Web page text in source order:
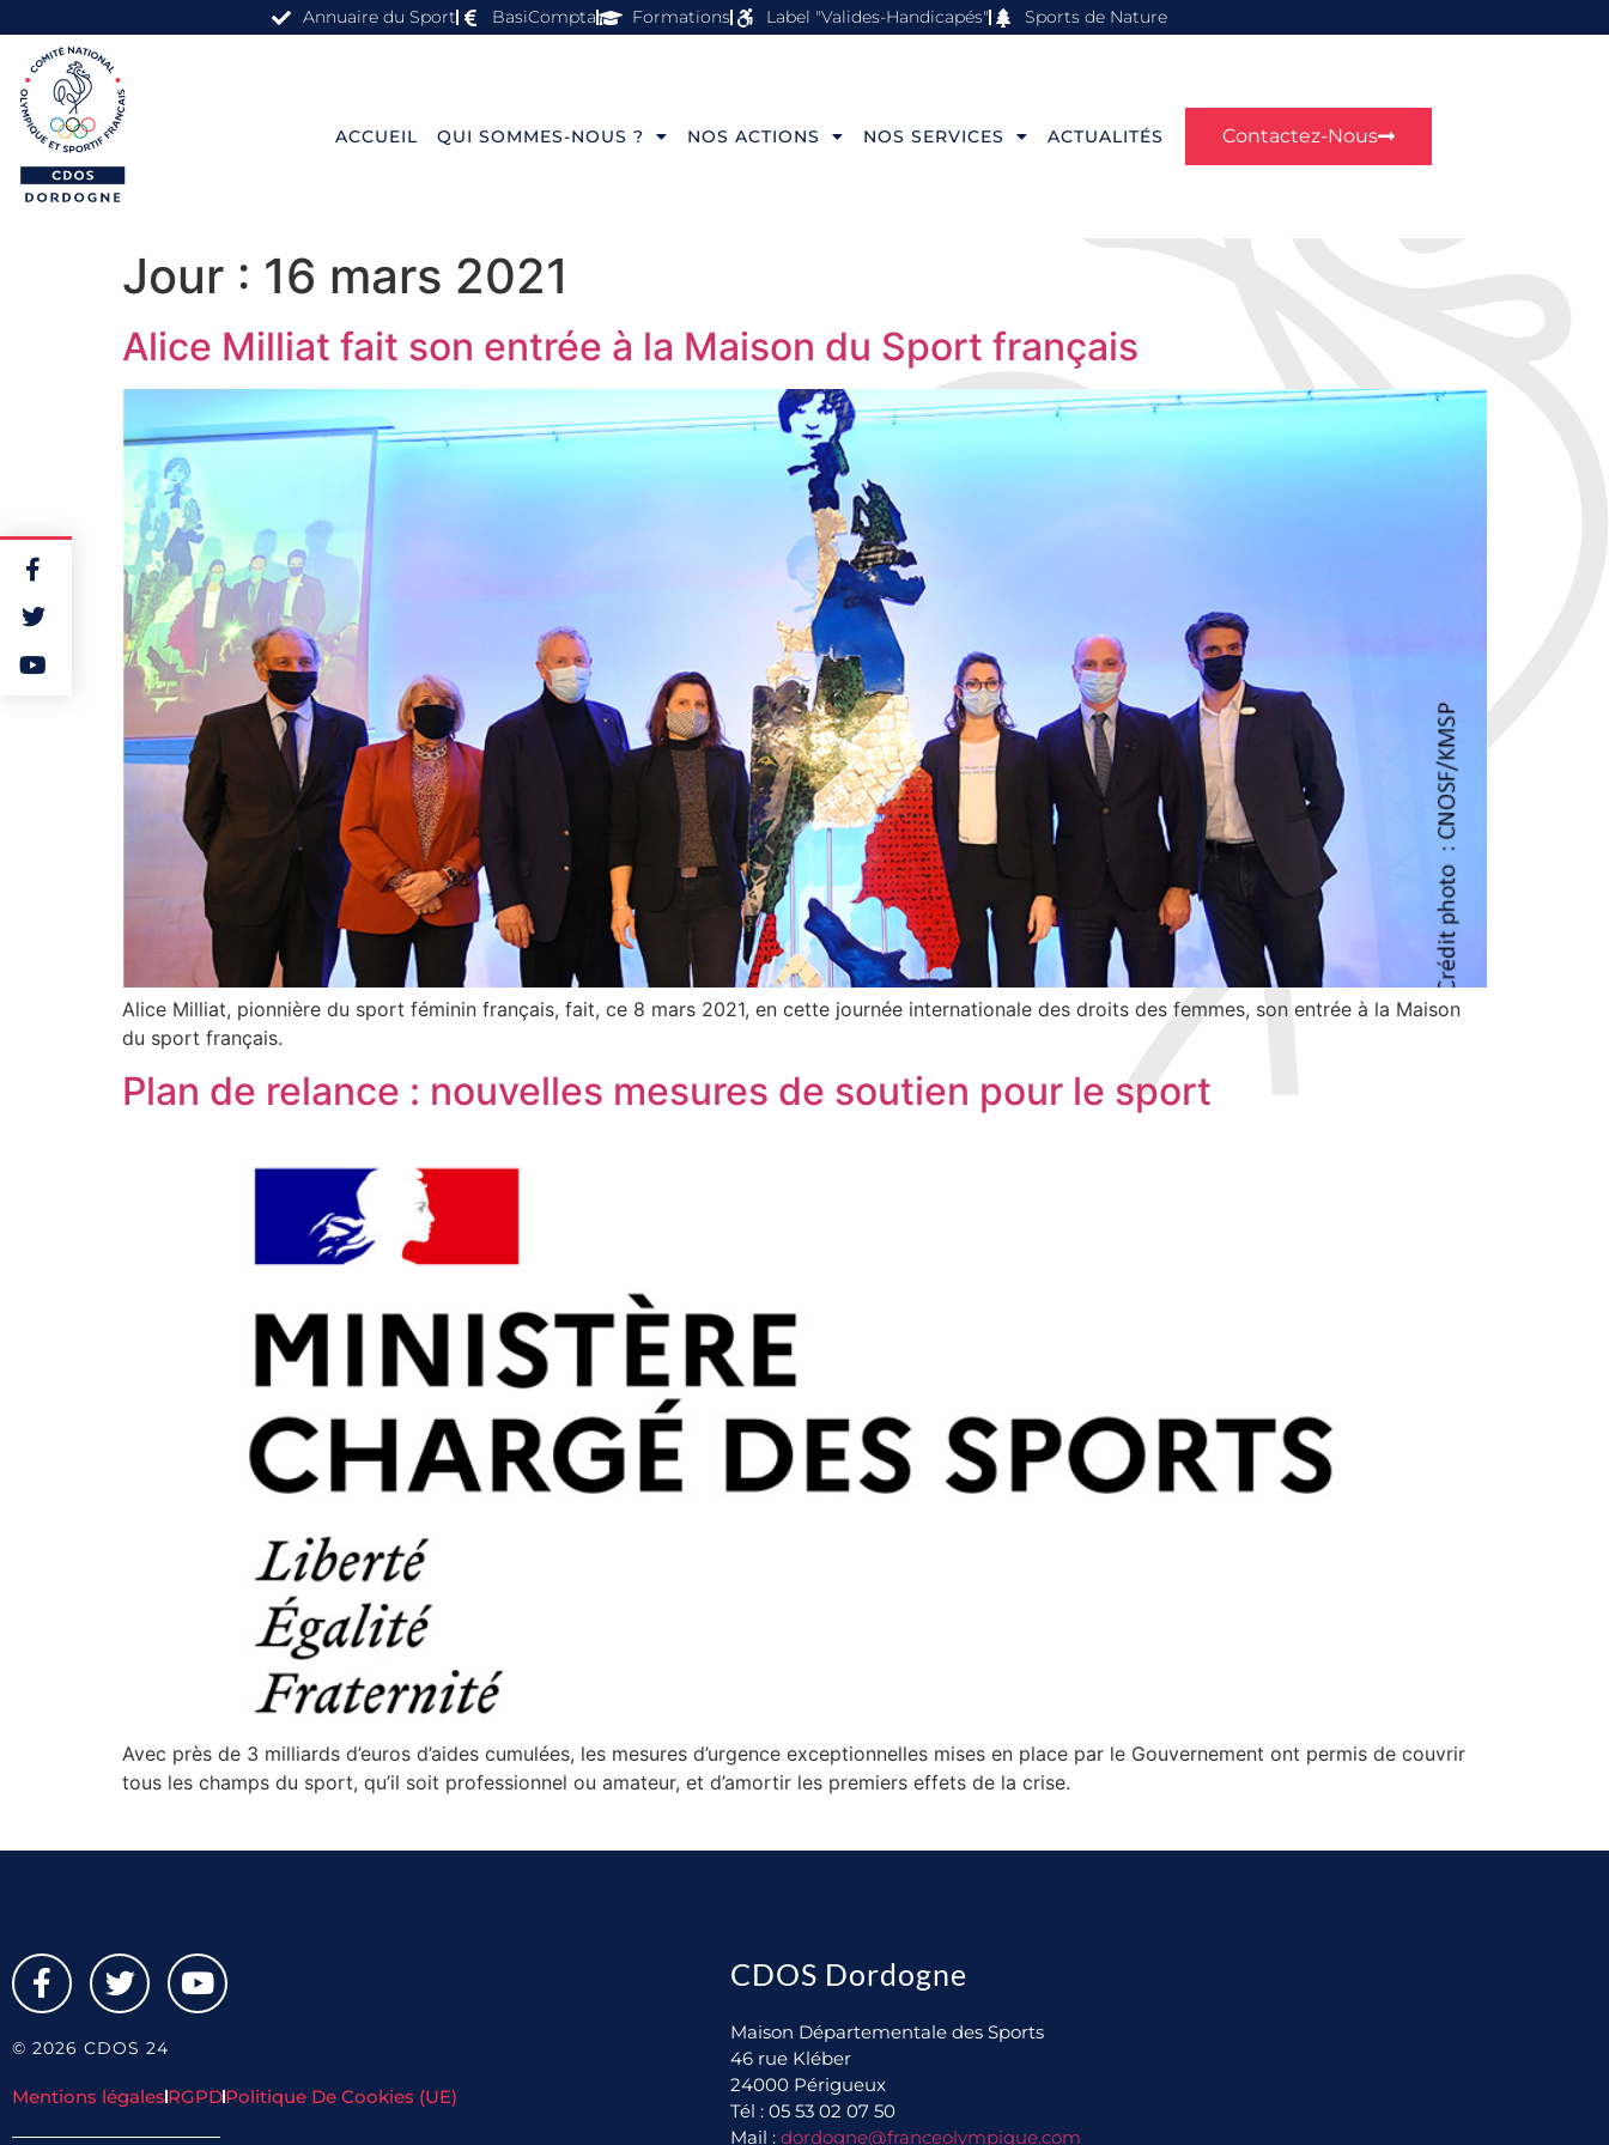
Annuaire du Sport BasiCompta Formations Label "Valides-Handicapés" Sports de Nature
ACCUEIL QUI SOMMES-NOUS ? NOS ACTIONS NOS SERVICES ACTUALITÉS Contactez-Nous
Jour : 16 mars 2021
Alice Milliat fait son entrée à la Maison du Sport français
Alice Milliat, pionnière du sport féminin français, fait, ce 8 mars 2021, en cette journée internationale des droits des femmes, son entrée à la Maison
du sport français.
Plan de relance : nouvelles mesures de soutien pour le sport
Avec près de 3 milliards d’euros d’aides cumulées, les mesures d’urgence exceptionnelles mises en place par le Gouvernement ont permis de couvrir
tous les champs du sport, qu’il soit professionnel ou amateur, et d’amortir les premiers effets de la crise.
© 2026 CDOS 24
Mentions légales RGPDPolitique De Cookies (UE)
CDOS Dordogne
Maison Départementale des Sports
46 rue Kléber
24000 Périgueux
Tél : 05 53 02 07 50
Mail : dordogne@franceolympique.com